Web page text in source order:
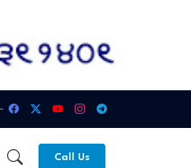
Call Us